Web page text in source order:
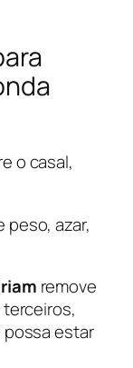
o casal,
azar,
remove
possa estar